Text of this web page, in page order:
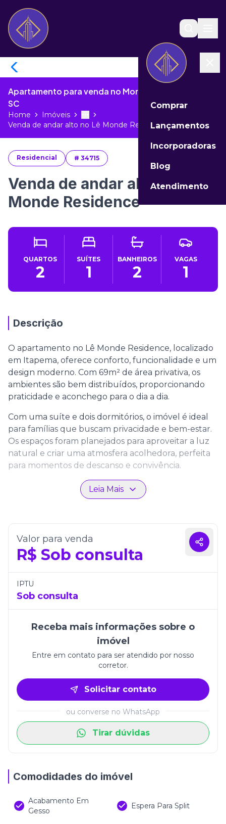
Comprar
Lançamentos
Incorporadoras
Blog
Atendimento
Apartamento para venda no Morretes de Itapema -
SC
Home Imóveis More
Toggle menu
Venda de andar alto no Lê Monde Res...
Residencial # 34715
Venda de andar alto no Lê
Monde Residence
QUARTOS
2
SUÍTES
1
BANHEIROS
2
VAGAS
1
Descrição
O apartamento no Lê Monde Residence, localizado
em Itapema, oferece conforto, funcionalidade e um
design moderno. Com 69m² de área privativa, os
ambientes são bem distribuídos, proporcionando
praticidade e aconchego para o dia a dia.
Com uma suíte e dois dormitórios, o imóvel é ideal
para famílias que buscam privacidade e bem-estar.
Os espaços foram planejados para aproveitar a luz
natural e criar uma atmosfera acolhedora, perfeita
para momentos de descanso e convivência.
O apartamento conta ainda com uma vaga de
garagem e está inserido em um empreendimento
Residence é desfrutar de modernidade, conforto e
a tranquilidade de Itapema.
Leia Mais
Valor para venda
R$ Sob consulta
IPTU
Sob consulta
Receba mais informações sobre o
imóvel
Entre em contato para ser atendido por nosso
corretor.
Solicitar contato
ou converse no WhatsApp
Tirar dúvidas
Comodidades do imóvel
Acabamento Em
Gesso
Espera Para Split